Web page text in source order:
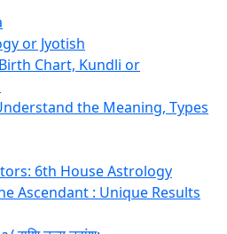
or Jyotish
Chart, Kundli or
the Meaning, Types
6th House Astrology
Ascendant : Unique Results